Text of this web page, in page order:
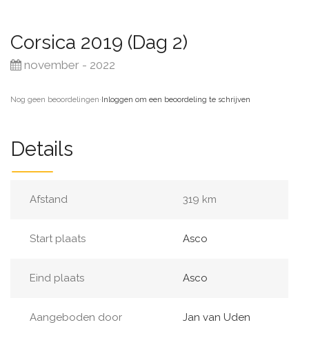
Corsica 2019 (Dag 2)
november - 2022
Nog geen beoordelingen·Inloggen om een beoordeling te schrijven
Details
Afstand 319 km
Start plaats Asco
Eind plaats Asco
Aangeboden door Jan van Uden